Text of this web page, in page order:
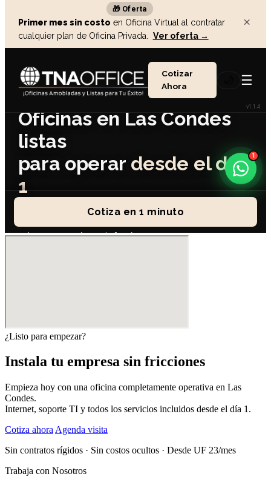
¿Listo para empezar?
Instala tu empresa sin fricciones
Empieza hoy con una oficina completamente operativa en Las
Condes.
Internet, soporte TI y todos los servicios incluidos desde el día 1.
Cotiza ahora Agenda visita
Sin contratos rígidos · Sin costos ocultos · Desde UF 23/mes
Trabaja con Nosotros